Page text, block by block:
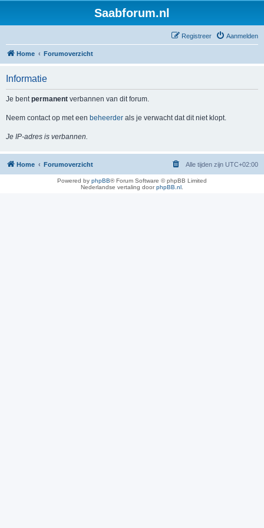
Saabforum.nl
Aanmelden
Registreer
Home Forumoverzicht
Informatie
Je bentpermanent verbannen van dit forum.
Neem contact op met een beheerder als je verwacht dat dit niet klopt.
Je IP-adres is verbannen.
Home Forumoverzicht Alle tijden zijn UTC+02:00
Powered by phpBB® Forum Software © phpBB Limited
Nederlandse vertaling doorphpBB.nl